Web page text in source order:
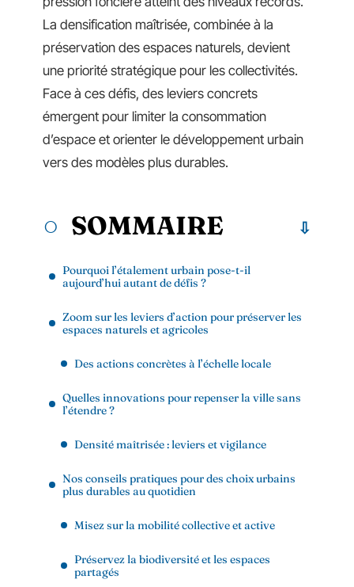
La densification maîtrisée, combinée à la
préservation des espaces naturels, devient
une priorité stratégique pour les collectivités.
Face à ces défis, des leviers concrets
émergent pour limiter la consommation
d’espace et orienter le développement urbain
vers des modèles plus durables.
SOMMAIRE
Pourquoi l’étalement urbain pose-t-il
aujourd’hui autant de défis ?
Zoom sur les leviers d’action pour préserver les
espaces naturels et agricoles
Des actions concrètes à l’échelle locale
Quelles innovations pour repenser la ville sans
l’étendre ?
Densité maîtrisée : leviers et vigilance
Nos conseils pratiques pour des choix urbains
plus durables au quotidien
Misez sur la mobilité collective et active
Préservez la biodiversité et les espaces
partagés